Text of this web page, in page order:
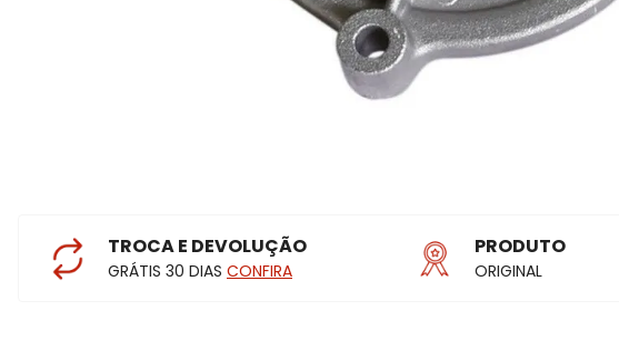
TROCA E DEVOLUÇÃO
GRÁTIS 30 DIAS CONFIRA
PRODUTO
ORIGINAL